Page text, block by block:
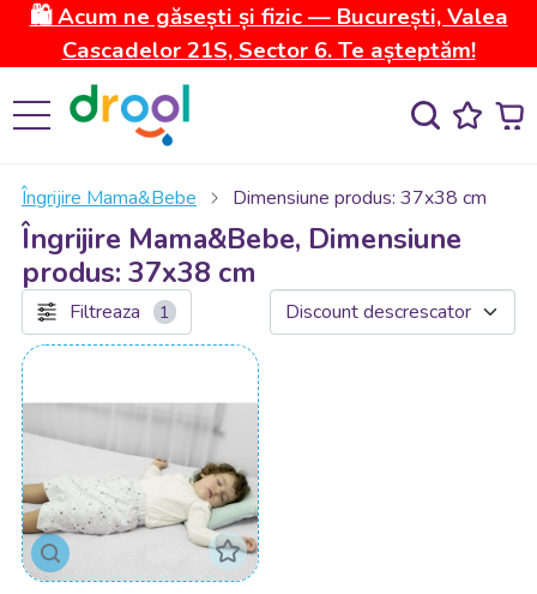
🛍️ Acum ne găsești și fizic — București, Valea
Cascadelor 21S, Sector 6. Te așteptăm!
Îngrijire Mama&Bebe Dimensiune produs: 37x38 cm
Îngrijire Mama&Bebe, Dimensiune
produs: 37x38 cm
Filtreaza 1